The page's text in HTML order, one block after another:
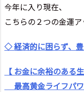
今年に入り現在、
こちらの２つの金運
◇ 経済的に困らず、
【 お金に余裕のある
最高黄金ライフパワ